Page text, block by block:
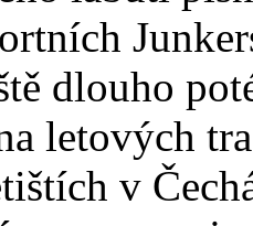
dlouho
letových
v